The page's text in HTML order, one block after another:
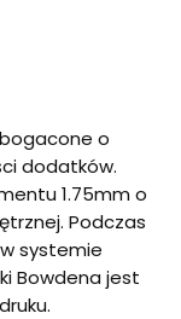
o
dodatków.
1.75mm o
Podczas
systemie
Bowdena jest